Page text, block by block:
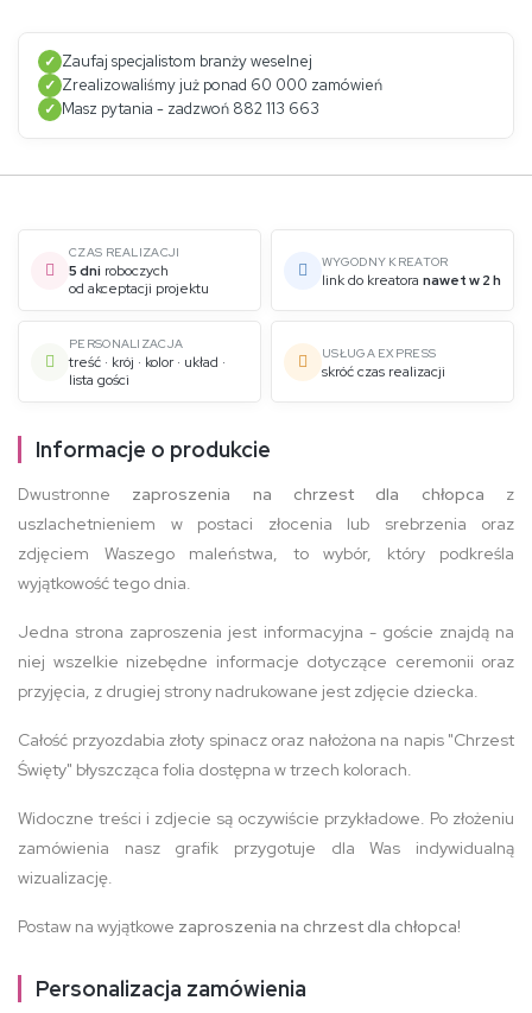
✓ Zaufaj specjalistom branży weselnej
✓ Zrealizowaliśmy już ponad 60 000 zamówień
✓ Masz pytania - zadzwoń 882 113 663
CZAS REALIZACJI
5 dni roboczych
od akceptacji projektu
WYGODNY KREATOR
link do kreatora nawet w 2 h
PERSONALIZACJA
treść · krój · kolor · układ ·
lista gości
USŁUGA EXPRESS
skróć czas realizacji
Informacje o produkcie
Dwustronne zaproszenia na chrzest dla chłopca z
uszlachetnieniem w postaci złocenia lub srebrzenia oraz
zdjęciem Waszego maleństwa, to wybór, który podkreśla
wyjątkowość tego dnia.
Jedna strona zaproszenia jest informacyjna - goście znajdą na
niej wszelkie nizebędne informacje dotyczące ceremonii oraz
przyjęcia, z drugiej strony nadrukowane jest zdjęcie dziecka.
Całość przyozdabia złoty spinacz oraz nałożona na napis "Chrzest
Święty" błyszcząca folia dostępna w trzech kolorach.
Widoczne treści i zdjecie są oczywiście przykładowe. Po złożeniu
zamówienia nasz grafik przygotuje dla Was indywidualną
wizualizację.
Postaw na wyjątkowe zaproszenia na chrzest dla chłopca!
Personalizacja zamówienia